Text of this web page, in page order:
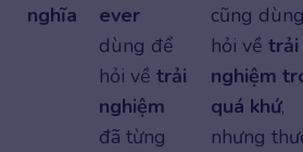
nghĩa
ever
dùng để
hỏi về trải
nghiệm
đã từng
cũng
hỏi về trải
nghiệm
quá khứ,
nhưng